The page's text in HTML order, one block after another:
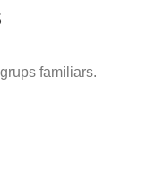
familiars.